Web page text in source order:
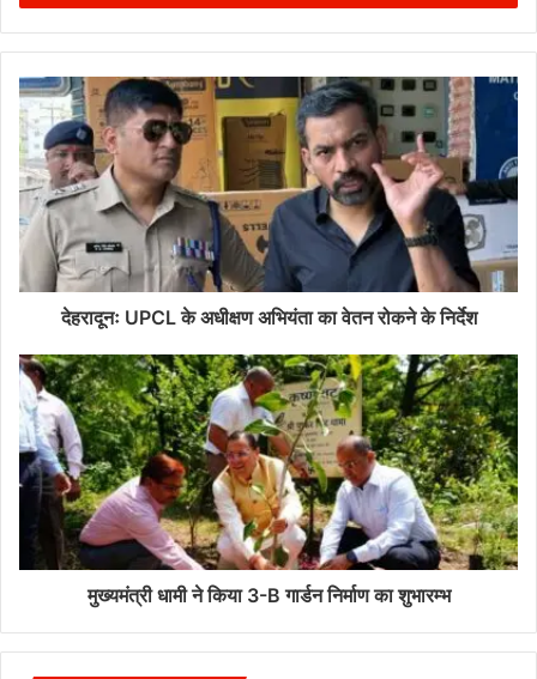
देहरादूनः UPCL के अधीक्षण अभियंता का वेतन रोकने के निर्देश
मुख्यमंत्री धामी ने किया 3-B गार्डन निर्माण का शुभारम्भ